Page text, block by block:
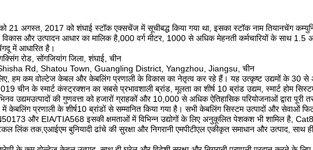
को 21 अगस्त, 2017 को शंघाई स्टॉक एक्सचेंज में सूचीबद्ध किया गया था, इसका स्टॉक नाम तियानचेंग
और उत्पादन आधार का मालिक है,000 वर्ग मीटर, 1000 से अधिक मेहनती कर्मचारियों के साथ 1.5
में आधारित है।
रोड, सोंगजियांग जिला, शंघाई, चीन
Rd, Shatou Town, Guangling District, Yangzhou, Jiangsu, चीन
हम कम वोल्टेज केबल और केबलिंग प्रणाली के विकास का नेतृत्व कर रहे हैं। यह उत्कृष्ट उद्यमों के 30 से
चीन के स्मार्ट कंस्ट्रक्शन का सबसे प्रभावशाली ब्रांड, मूलता का शीर्ष 10 ब्रांड उद्यम, स्मार्ट होम
उद्यमउत्पादों की गुणवत्ता को हजारों ग्राहकों और 10,000 से अधिक ऐतिहासिक परियोजनाओं द्वारा पूरी
में केबलिंग प्रणाली के शीर्ष10 ब्रांडों से सम्मानित किया गया है। सभी केबलिंग सिस्टम उत्पादों और सेवाओं
और EIA/TIA568 इसकी क्षमताओं में विभिन्न उद्योगों के लिए अनुकूलित पेशकश भी शामिल है,
लिंक तक,एआईएम बुनियादी ढांचे की सुरक्षा और निगरानी एमपीटीएल एकीकृत समाधान और उत्पाद, साथ